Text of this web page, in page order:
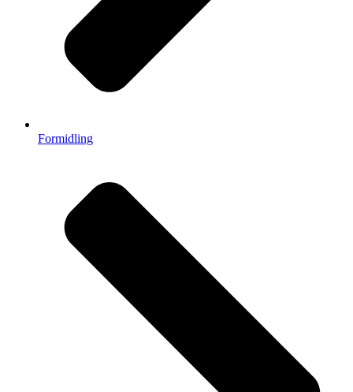
Formidling